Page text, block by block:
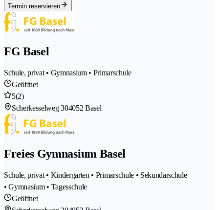
Termin reservieren
FG Basel
Schule, privat • Gymnasium • Primarschule
Geöffnet
5(2)
Scherkesselweg 304052 Basel
Freies Gymnasium Basel
Schule, privat • Kindergarten • Primarschule • Sekundarschule
• Gymnasium • Tagesschule
Geöffnet